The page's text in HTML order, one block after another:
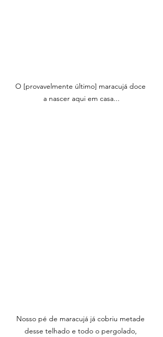
O [provavelmente último] maracujá doce
a nascer aqui em casa...
Nosso pé de maracujá já cobriu metade
desse telhado e todo o pergolado,